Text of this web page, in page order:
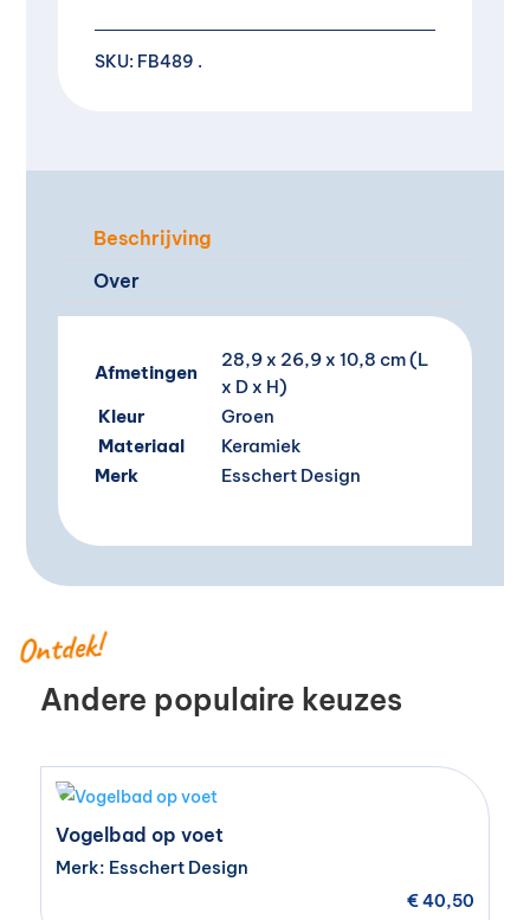
e
SKU: FB489
Beschrijving
Over
Afmetingen
28,9 x 26,9 x 10,8 cm (L
x D x H)
Kleur
Groen
Materiaal
Keramiek
Merk
Esschert Design
Ontdek!
Andere populaire keuzes
Vogelbad op voet
Merk: Esschert Design
€40,50